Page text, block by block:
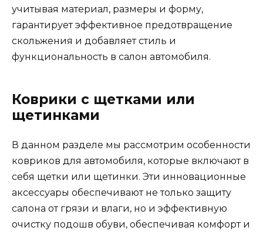
учитывая материал, размеры и форму,
гарантирует эффективное предотвращение
скольжения и добавляет стиль и
функциональность в салон автомобиля.
Коврики с щетками или
щетинками
В данном разделе мы рассмотрим особенности
ковриков для автомобиля, которые включают в
себя щетки или щетинки. Эти инновационные
аксессуары обеспечивают не только защиту
салона от грязи и влаги, но и эффективную
очистку подошв обуви, обеспечивая комфорт и